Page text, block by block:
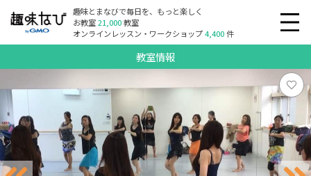
趣味とまなびで毎日を、もっと楽しく
お教室21,000教室
オンラインレッスン・ワークショップ4,400件
教室情報